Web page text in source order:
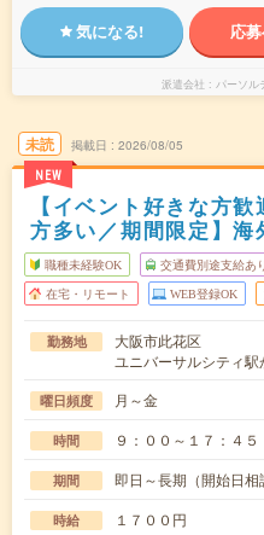
気になる! 応
派遣会社 パーソル
未読
NEW
掲載日 2026/08/05
【イベント好きな方
方多い／期間限定】海
職種未経験OK 交通費別途支給あ
在宅・リモート WEB登録OK
勤務地
大阪市此花区
ユニバーサルシティ
曜日頻度 月～金
時間 ９：００～１７：４
期間 即日～長期（開始日相
時給 １７００円